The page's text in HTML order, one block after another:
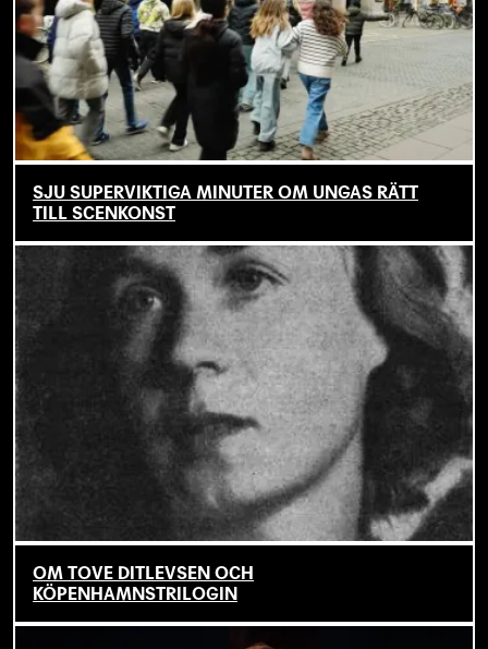
SJU SUPERVIKTIGA MINUTER OM UNGAS RÄTT
TILL SCENKONST
OM TOVE DITLEVSEN OCH
KÖPENHAMNSTRILOGIN